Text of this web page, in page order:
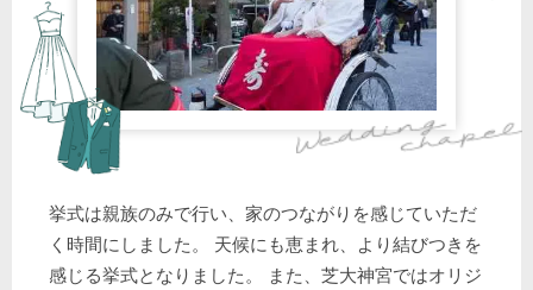
挙式は親族のみで行い、家のつながりを感じていただ
く時間にしました。 天候にも恵まれ、より結びつきを
感じる挙式となりました。 また、芝大神宮ではオリジ